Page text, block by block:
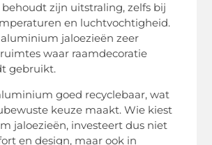
zijn uitstraling, zelfs bij
en luchtvochtigheid.
jaloezieën zeer
waar raamdecoratie
gebruikt.
goed recyclebaar, wat
keuze maakt. Wie kiest
jaloezieën, investeert dus niet
en design, maar ook in